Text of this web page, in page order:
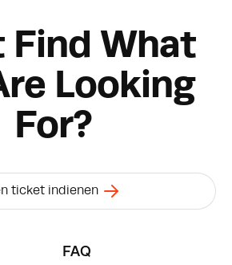
Find What
Looking
For?
ticket indienen
FAQ